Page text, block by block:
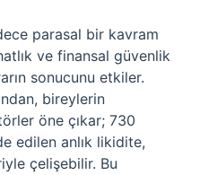
parasal bir kavram
ve finansal güvenlik
sonucunu etkiler.
bireylerin
öne çıkar; 730
edilen anlık likidite,
çelişebilir. Bu